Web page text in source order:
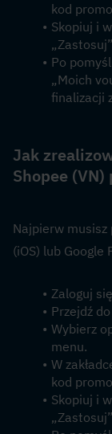
kod
Skopiuj i
Po
„Moich
finalizacji
Jak
Shopee
Najpierw musisz
(iOS) lub Google
Zaloguj
Przejdź
Wybierz
menu.
W
kod
Skopiuj i